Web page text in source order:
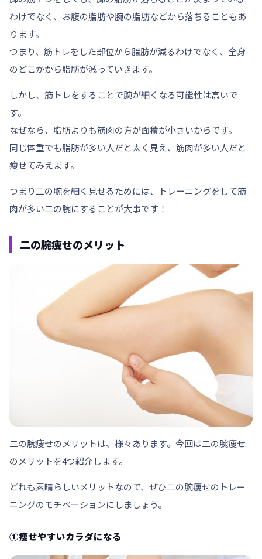
わけでなく、お腹の脂肪や腕の脂肪などから落ちることもあ
ります。
つまり、筋トレをした部位から脂肪が減るわけでなく、全身
のどこかから脂肪が減っていきます。
しかし、筋トレをすることで腕が細くなる可能性は高いで
す。
なぜなら、脂肪よりも筋肉の方が面積が小さいからです。
同じ体重でも脂肪が多い人だと太く見え、筋肉が多い人だと
痩せてみえます。
つまり二の腕を細く見せるためには、トレーニングをして筋
肉が多い二の腕にすることが大事です！
二の腕痩せのメリット
二の腕痩せのメリットは、様々あります。今回は二の腕痩せ
のメリットを4つ紹介します。
どれも素晴らしいメリットなので、ぜひ二の腕痩せのトレー
ニングのモチベーションにしましょう。
①痩せやすいカラダになる